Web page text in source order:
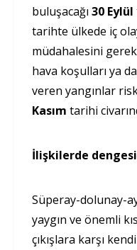
buluşacağı 30 Eylül
tarihte ülkede iç
müdahalesini
hava koşulları ya
veren yangınlar
Kasım tarihi
İlişkilerde
Süperay-dolunay-
yaygın ve önemli
çıkışlara karşı